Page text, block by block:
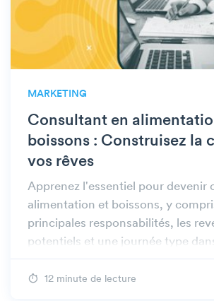
MARKETING
Consultant en
boissons : Construisez la
vos rêves
Apprenez l'essentiel pour devenir
alimentation et boissons, y
principales responsabilités, les
potentiels et une journée type
profession gratifiante.
12 minute de lecture